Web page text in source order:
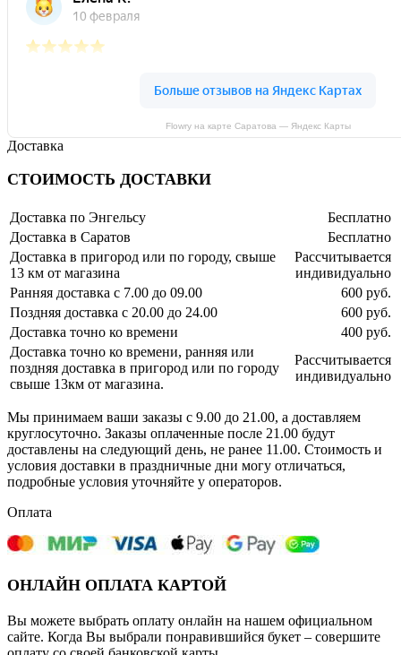
Flowry на карте Саратова — Яндекс Карты
Доставка
СТОИМОСТЬ ДОСТАВКИ
Доставка по Энгельсу
Бесплатно
Доставка в Саратов
Бесплатно
Доставка в пригород или по городу, свыше
13 км от магазина
Рассчитывается
индивидуально
Ранняя доставка с 7.00 до 09.00
600 руб.
Поздняя доставка с 20.00 до 24.00
600 руб.
Доставка точно ко времени
400 руб.
Доставка точно ко времени, ранняя или
поздняя доставка в пригород или по городу
свыше 13км от магазина.
Рассчитывается
индивидуально
Мы принимаем ваши заказы с 9.00 до 21.00, а доставляем
круглосуточно. Заказы оплаченные после 21.00 будут
доставлены на следующий день, не ранее 11.00. Стоимость и
условия доставки в праздничные дни могу отличаться,
подробные условия уточняйте у операторов.
Оплата
ОНЛАЙН ОПЛАТА КАРТОЙ
Вы можете выбрать оплату онлайн на нашем официальном
сайте. Когда Вы выбрали понравившийся букет – совершите